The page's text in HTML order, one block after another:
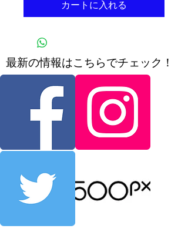
カートに入れる
​最新の情報はこちらでチェック！